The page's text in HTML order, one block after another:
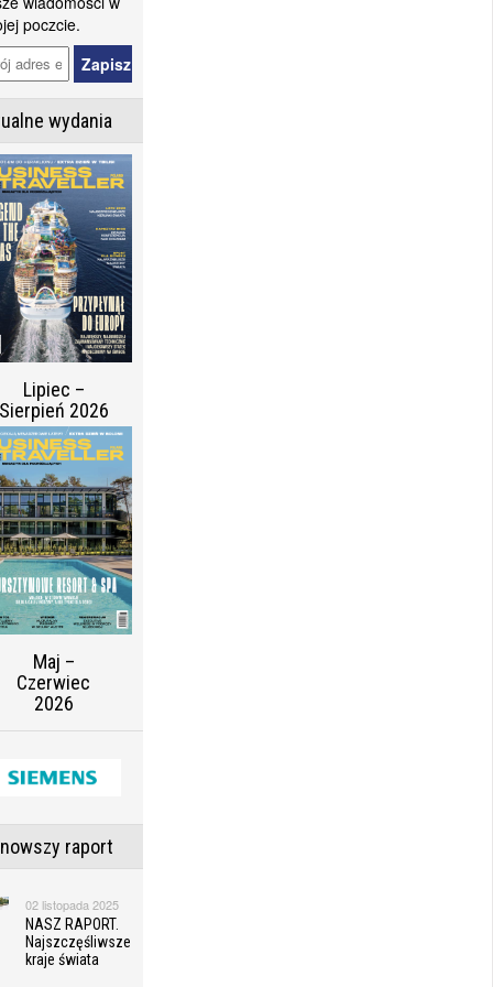
poczcie.
wydania
Lipiec –
2026
Maj –
Czerwiec
2026
raport
02 listopada 2025
NASZ RAPORT.
Najszczęśliwsze
kraje świata